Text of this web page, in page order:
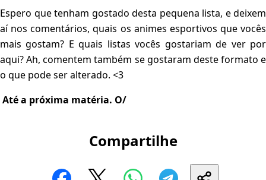
Espero que tenham gostado desta pequena lista, e deixem
aí nos comentários, quais os animes esportivos que vocês
mais gostam? E quais listas vocês gostariam de ver por
aqui? Ah, comentem também se gostaram deste formato e
o que pode ser alterado. <3
Até a próxima matéria. O/
Compartilhe